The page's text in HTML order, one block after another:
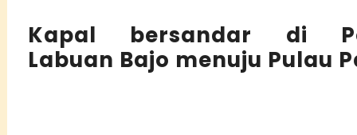
Kapal bersandar di
Labuan Bajo menuju Pulau